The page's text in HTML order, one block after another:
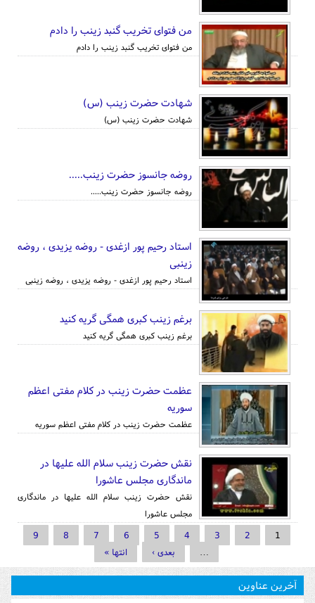
من فتوای تخریب گنبد زینب را دادم
من فتوای تخریب گنبد زینب را دادم
شهادت حضرت زینب (س)
شهادت حضرت زینب (س)
روضه جانسوز حضرت زینب.....
روضه جانسوز حضرت زینب.....
استاد رحیم پور ازغدی - روضه یزیدی ، روضه
زینبی
استاد رحیم پور ازغدی - روضه یزیدی ، روضه زینبی
برغم زینب کبری همگی گریه کنید
برغم زینب کبری همگی گریه کنید
عظمت حضرت زینب در کلام مفتی اعظم
سوریه
عظمت حضرت زینب در کلام مفتی اعظم سوریه
نقش حضرت زینب سلام الله علیها در
ماندگاری مجلس عاشورا
نقش حضرت زینب سلام الله علیها در ماندگاری
مجلس عاشورا
صفحه‌ها
1
2
3
4
5
6
7
8
9
…
بعدی › انتها »
آخرین عناوین